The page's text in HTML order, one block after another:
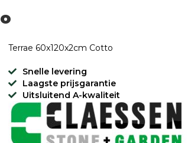
Terrae 60x120x2cm Cotto
Snelle levering
Laagste prijsgarantie
Uitsluitend A-kwaliteit